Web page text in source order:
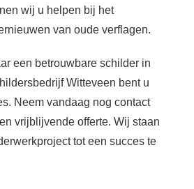
wij u helpen bij het
van oude verflagen.
een betrouwbare schilder in
Witteveen bent u
Neem vandaag nog contact
vrijblijvende offerte. Wij staan
tot een succes te